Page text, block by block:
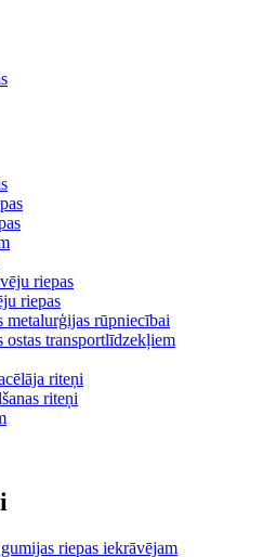
riepas
riepas
metalurģijas rūpniecībai
ostas transportlīdzekļiem
riteņi
riteņi